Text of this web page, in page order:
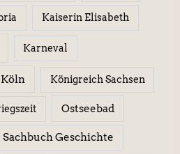
Kaiserin Elisabeth
Karneval
Köln Königreich Sachsen
Ostseebad
Sachbuch Geschichte